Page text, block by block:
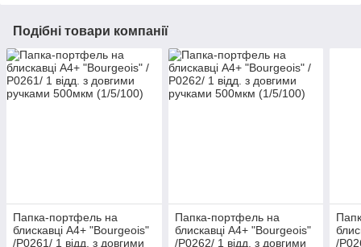
Подібні товари компанії
Папка-портфель на
блискавці А4+ "Bourgeois"
/Р0261/ 1 відд. з довгими
Папка-портфель на
блискавці А4+ "Bourgeois"
/Р0262/ 1 відд. з довгими
/